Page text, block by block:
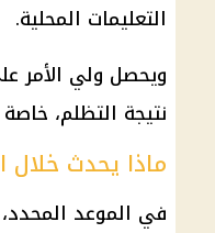
التعليمات المحلية.
ويحصل ولي الأمر
نتيجة التظلم،
ماذا يحدث خلال
في الموعد